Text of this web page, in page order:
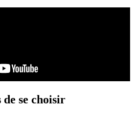
de se choisir